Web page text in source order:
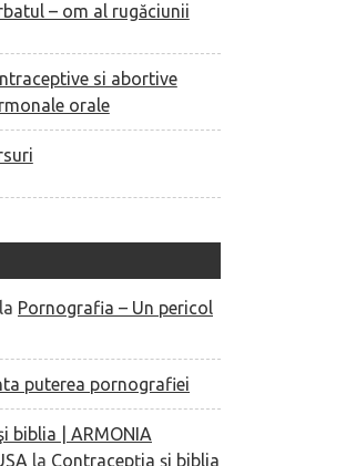
– om al rugăciunii
si abortive
orale
la Pornografia – Un pericol
puterea pornografiei
biblia | ARMONIA
la Contracepţia şi biblia